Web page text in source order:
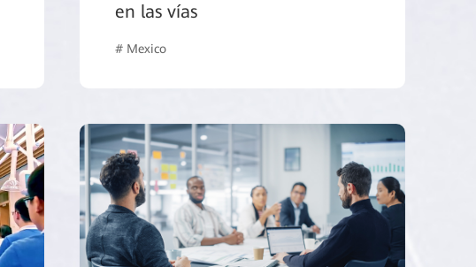
# Intelligent Campus
en las vías
# Mexico